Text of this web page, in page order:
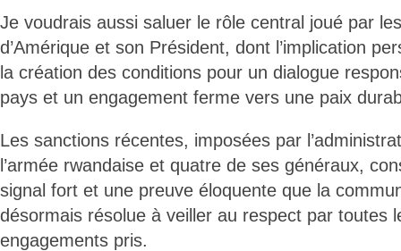
Je voudrais aussi saluer le rôle central joué par
d’Amérique et son Président, dont l’implication
la création des conditions pour un dialogue
pays et un engagement ferme vers une paix
Les sanctions récentes, imposées par
l’armée rwandaise et quatre de ses généraux,
signal fort et une preuve éloquente que la
désormais résolue à veiller au respect par toutes
engagements pris.